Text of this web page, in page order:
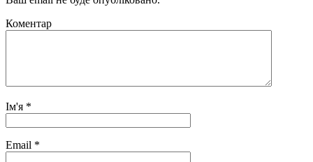
Коментар
Ім'я *
Email *